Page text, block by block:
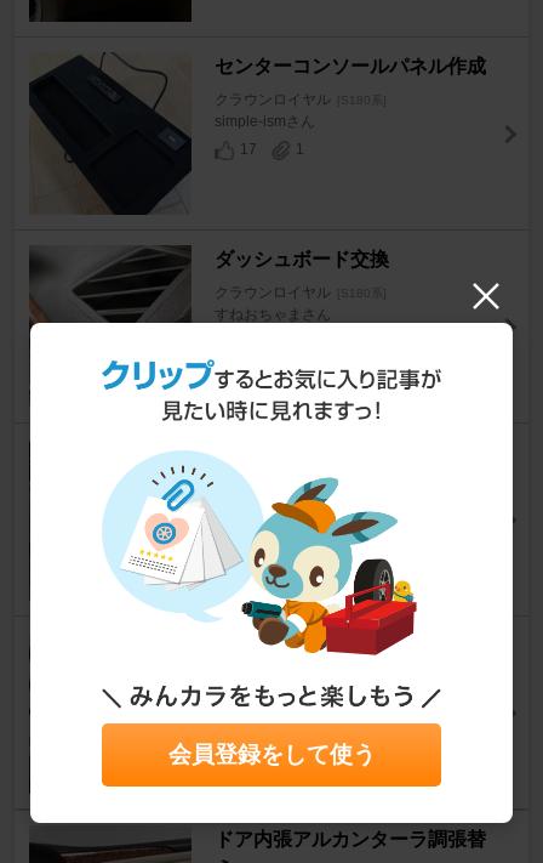
センターコンソールパネル作成
クラウンロイヤル [S180系]
simple-ismさん
17
1
ダッシュボード交換
クラウンロイヤル [S180系]
すねおちゃまさん
♪ドリンクホルダー LED♪
クラウンロイヤル [S180系]
じょーじメビウスさん
21
天井LEDをさらに青く！
bamubamuさん
2
2
ドア内張アルカンターラ調張替
会員登録をして使う